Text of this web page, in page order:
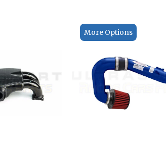
More Options